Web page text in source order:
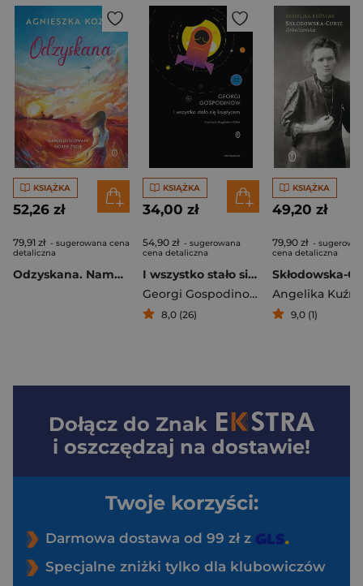
KSIĄŻKA
52,26 zł
79,91 zł - sugerowana cena
detaliczna
Odzyskana. Namaluj słowami dobre życie
KSIĄŻKA
34,00 zł
54,90 zł - sugerowana
cena detaliczna
I wszystko stało się księżycem
Georgi Gospodinow
8,0 (26)
KSIĄŻKA
49,20 zł
79,90 zł -
cena detaliczna
Angelika
9,0 (1)
Dołącz do Znak
i oszczędzaj na dostawie!
Twoje korzyści:
Darmowa dostawa od 99 zł z
Specjalne zniżki tylko dla klubowiczów